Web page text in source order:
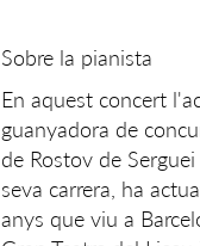
Sobre la pianista
En aquest concert
guanyadora de
de Rostov de
seva carrera, ha
anys que viu a